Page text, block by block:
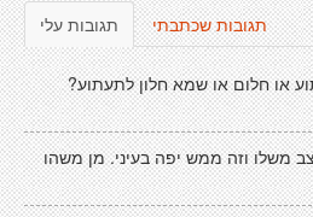
תגובות עלי תגובות שכתבתי
או חלום או שמא חלון לתעתוע?
משלו וזה ממש יפה בעיני. מן משהו